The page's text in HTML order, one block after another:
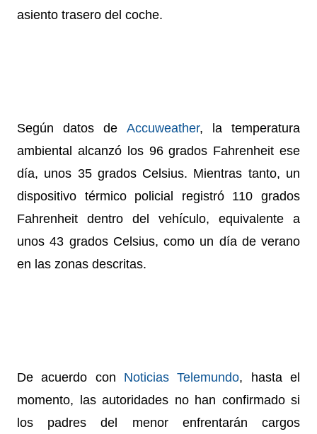
asiento trasero del coche.
Según datos de Accuweather, la temperatura
ambiental alcanzó los 96 grados Fahrenheit ese
día, unos 35 grados Celsius. Mientras tanto, un
dispositivo térmico policial registró 110 grados
Fahrenheit dentro del vehículo, equivalente a
unos 43 grados Celsius, como un día de verano
en las zonas descritas.
De acuerdo con Noticias Telemundo, hasta el
momento, las autoridades no han confirmado si
los padres del menor enfrentarán cargos